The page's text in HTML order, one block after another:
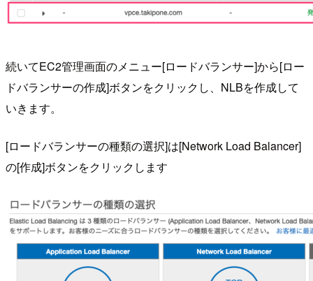
続いてEC2管理画面のメニュー[ロードバランサー]から[ロー
ドバランサーの作成]ボタンをクリックし、NLBを作成して
いきます。
[ロードバランサーの種類の選択]は[Network Load Balancer]
の[作成]ボタンをクリックします